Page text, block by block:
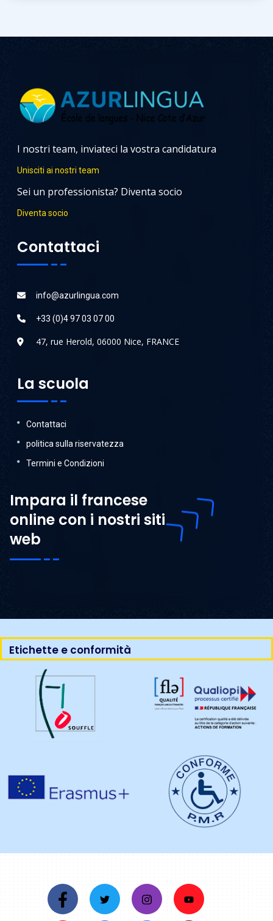
I nostri team, inviateci la vostra candidatura
Unisciti ai nostri team
Sei un professionista? Diventa socio
Diventa socio
Contattaci
info@azurlingua.com
+33 (0)4 97 03 07 00
47, rue Herold, 06000 Nice, FRANCE
La scuola
Contattaci
politica sulla riservatezza
Termini e Condizioni
Impara il francese
online con i nostri siti
web
Etichette e conformità